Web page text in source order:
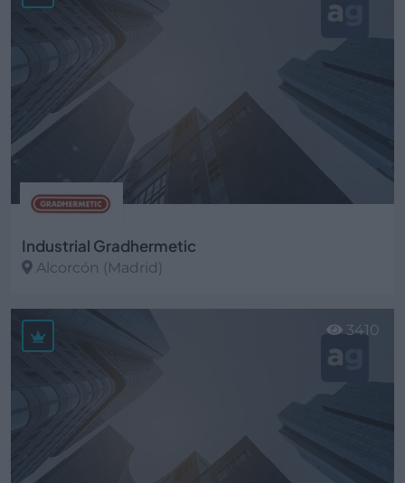
Industrial Gradhermetic
Alcorcón (Madrid)
Ver más
3410